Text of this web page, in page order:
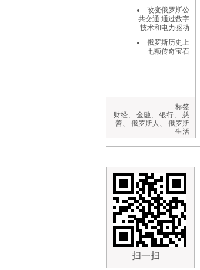
改变俄罗斯公
共交通 通过数字
技术和电力驱动
俄罗斯历史上
七颗传奇宝石
标签
财经、 金融、 银行、 慈
善、 俄罗斯人 、 俄罗斯
生活
扫一扫